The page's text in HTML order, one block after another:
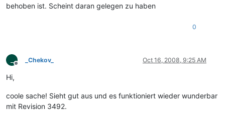
behoben ist. Scheint daran gelegen zu haben
0
Offline
_Chekov_ Oct 16, 2008, 9:25 AM
Hi,
coole sache! Sieht gut aus und es funktioniert wieder wunderbar
mit Revision 3492.